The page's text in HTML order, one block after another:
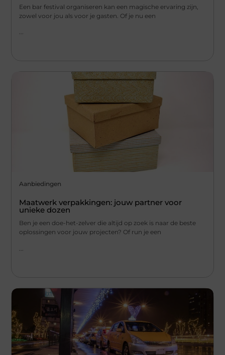
Een bar festival organiseren kan een magische ervaring zijn,
zowel voor jou als voor je gasten. Of je nu een
...
Aanbiedingen
Maatwerk verpakkingen: jouw partner voor
unieke dozen
Ben je een doe-het-zelver die altijd op zoek is naar de beste
oplossingen voor jouw projecten? Of run je een